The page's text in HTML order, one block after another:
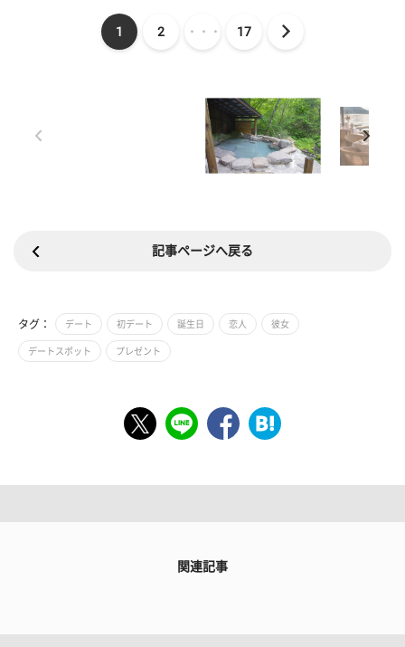
1 2 ・・・ 17
記事ページへ戻る
タグ： デート 初デート 誕生日 恋人 彼女
デートスポット プレゼント
関連記事